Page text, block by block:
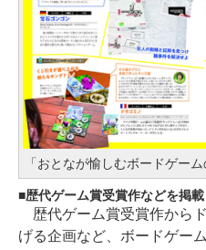
「おとなが愉しむボードゲー
歴代ゲーム賞受賞作などを掲載
歴代ゲーム賞受賞作から
げる企画など、ボードゲー